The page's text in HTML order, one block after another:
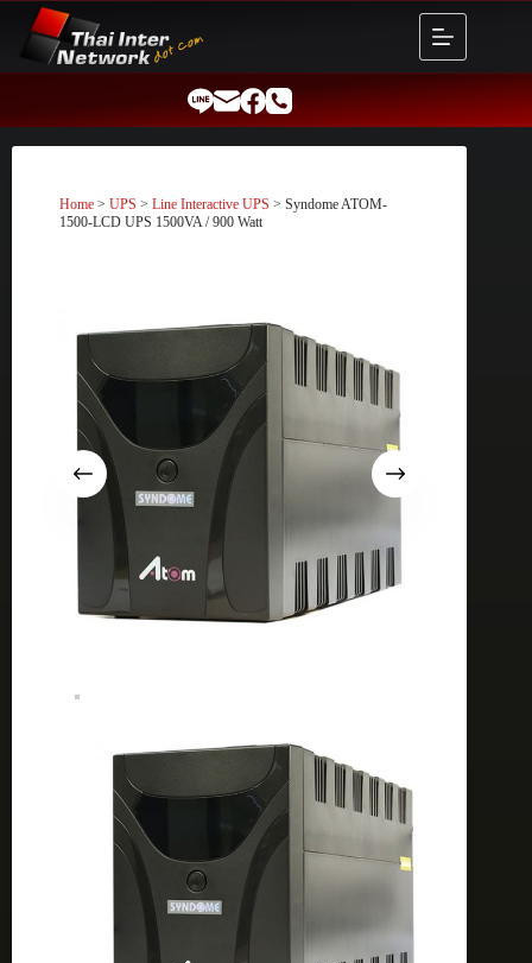
content
Home > UPS > Line Interactive UPS > Syndome ATOM-
1500-LCD UPS 1500VA / 900 Watt